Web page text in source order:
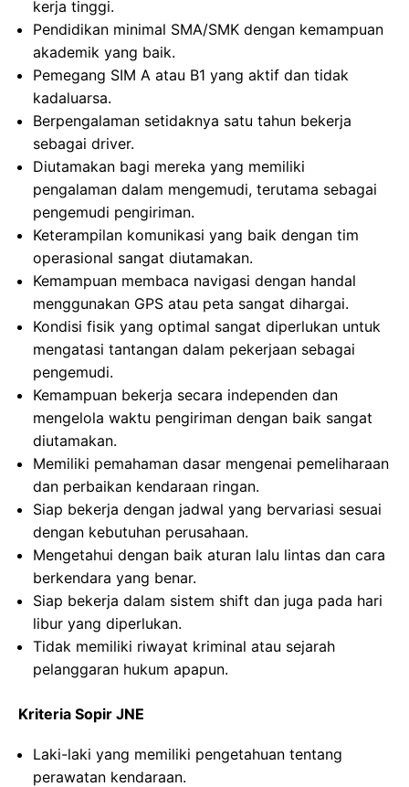
kerja tinggi.
Pendidikan minimal SMA/SMK dengan kemampuan
akademik yang baik.
Pemegang SIM A atau B1 yang aktif dan tidak
kadaluarsa.
Berpengalaman setidaknya satu tahun bekerja
sebagai driver.
Diutamakan bagi mereka yang memiliki
pengalaman dalam mengemudi, terutama sebagai
pengemudi pengiriman.
Keterampilan komunikasi yang baik dengan tim
operasional sangat diutamakan.
Kemampuan membaca navigasi dengan handal
menggunakan GPS atau peta sangat dihargai.
Kondisi fisik yang optimal sangat diperlukan untuk
mengatasi tantangan dalam pekerjaan sebagai
pengemudi.
Kemampuan bekerja secara independen dan
mengelola waktu pengiriman dengan baik sangat
diutamakan.
Memiliki pemahaman dasar mengenai pemeliharaan
dan perbaikan kendaraan ringan.
Siap bekerja dengan jadwal yang bervariasi sesuai
dengan kebutuhan perusahaan.
Mengetahui dengan baik aturan lalu lintas dan cara
berkendara yang benar.
Siap bekerja dalam sistem shift dan juga pada hari
libur yang diperlukan.
Tidak memiliki riwayat kriminal atau sejarah
pelanggaran hukum apapun.
Kriteria Sopir JNE
Laki-laki yang memiliki pengetahuan tentang
perawatan kendaraan.